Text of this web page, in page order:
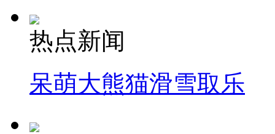
热点新闻
呆萌大熊猫滑雪取乐